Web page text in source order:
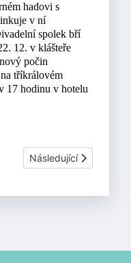
hadovi s
v ní
spolek bří
12. v klášteře
počin
tříkrálovém
17 hodinu v hotelu
- únor 2017
Další článek: Zprávy
Následující